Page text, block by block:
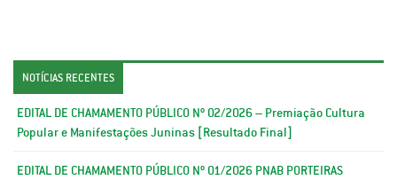
NOTÍCIAS RECENTES
EDITAL DE CHAMAMENTO PÚBLICO Nº 02/2026 – Premiação Cultura
Popular e Manifestações Juninas [Resultado Final]
EDITAL DE CHAMAMENTO PÚBLICO Nº 01/2026 PNAB PORTEIRAS